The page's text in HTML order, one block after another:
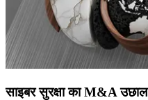
साइबर सुरक्षा का M&A उछाल